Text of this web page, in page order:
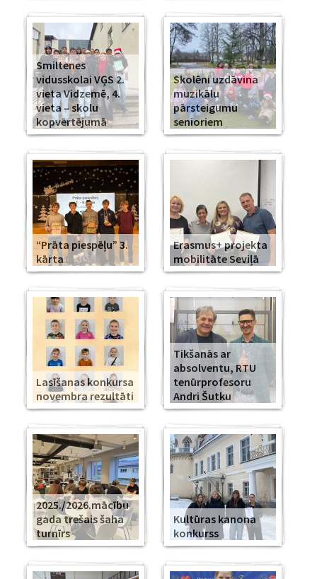
Smiltenes
vidusskolai VĢS 2.
vieta Vidzemē, 4.
vieta – skolu
kopvērtējumā
Skolēni uzdāvina
muzikālu
pārsteigumu
senioriem
“Prāta piespēļu” 3.
kārta
Erasmus+ projekta
mobilitāte Seviļā
Lasīšanas konkursa
novembra rezultāti
Tikšanās ar
absolventu, RTU
tenūrprofesoru
Andri Šutku
2025./2026.mācību
gada trešais šaha
turnīrs
Kultūras kanona
konkurss